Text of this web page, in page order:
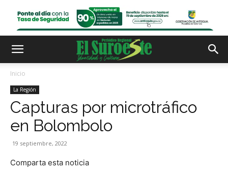
Inicio
La Región
Capturas por microtráfico
en Bolombolo
19 septiembre, 2022
Comparta esta noticia